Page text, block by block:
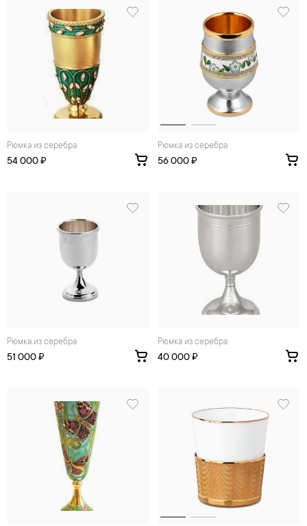
Рюмка из серебра
54 000 ₽
Рюмка из серебра
56 000 ₽
Рюмка из серебра
51 000 ₽
Рюмка из серебра
40 000 ₽